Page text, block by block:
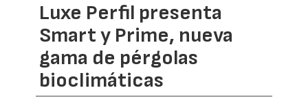
Luxe Perfil presenta
Smart y Prime, nueva
gama de pérgolas
bioclimáticas